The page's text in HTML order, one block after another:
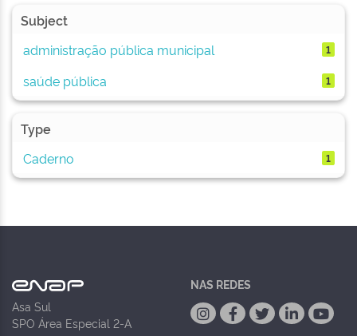
Subject
administração pública municipal
1
saúde pública 1
Type
Caderno
1
Asa Sul
SPO Área Especial 2-A
NAS REDES